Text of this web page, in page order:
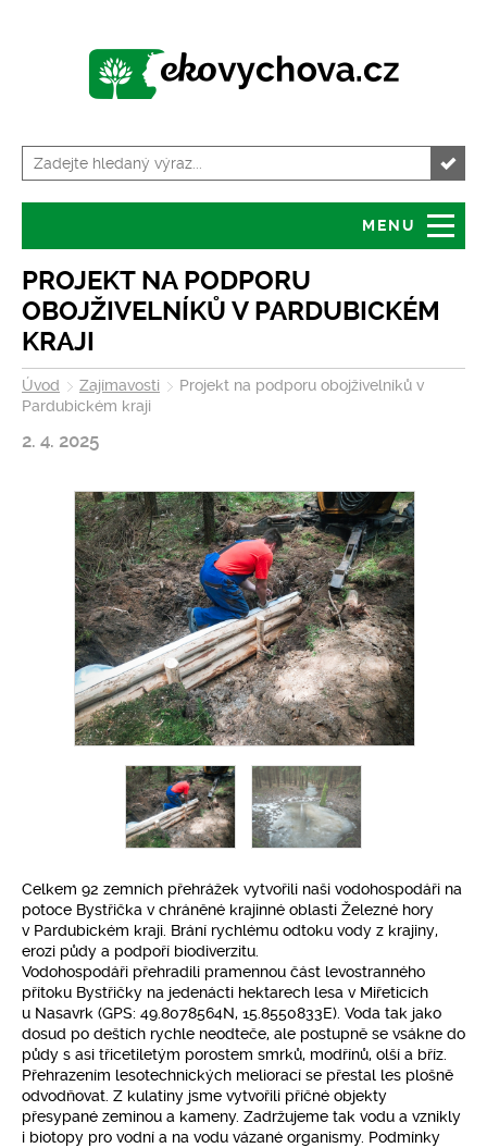
MENU
Úvod
O serveru
Tiskové zprávy
Volná místa
Granty
Servis pro školy
Kalendář akcí
Zajímavosti
Pro klima
Soutěže
Fotogalerie
Kontakty
PROJEKT NA PODPORU
OBOJŽIVELNÍKŮ V PARDUBICKÉM
KRAJI
Úvod Zajímavosti
Projekt na podporu obojživelníků v
Pardubickém kraji
2. 4. 2025
Celkem 92 zemních přehrážek vytvořili naši vodohospodáři na
potoce Bystřička v chráněné krajinné oblasti Železné hory
v Pardubickém kraji. Brání rychlému odtoku vody z krajiny,
erozi půdy a podpoří biodiverzitu.
Vodohospodáři přehradili pramennou část levostranného
přítoku Bystřičky na jedenácti hektarech lesa v Miřeticích
u Nasavrk (GPS: 49.8078564N, 15.8550833E). Voda tak jako
dosud po deštích rychle neodteče, ale postupně se vsákne do
půdy s asi třicetiletým porostem smrků, modřínů, olší a bříz.
Přehrazením lesotechnických meliorací se přestal les plošně
odvodňovat. Z kulatiny jsme vytvořili příčné objekty
přesypané zeminou a kameny. Zadržujeme tak vodu a vznikly
i biotopy pro vodní a na vodu vázané organismy. Podmínky